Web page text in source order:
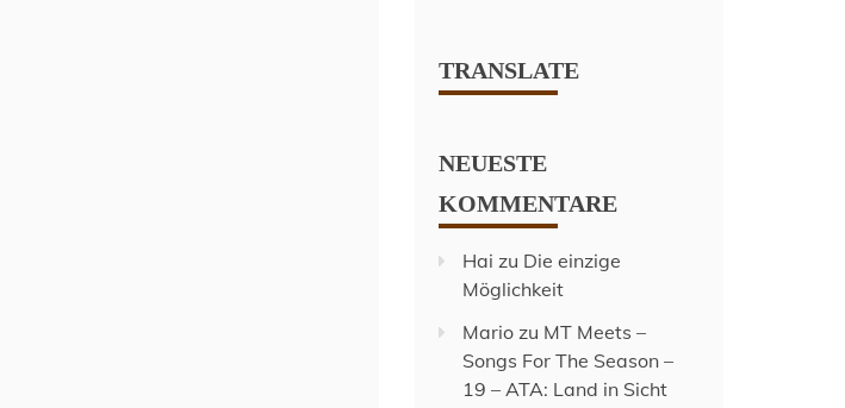
TRANSLATE
NEUESTE
KOMMENTARE
Hai zu Die einzige
Möglichkeit
Mario zu MT Meets –
Songs For The Season –
19 – ATA: Land in Sicht